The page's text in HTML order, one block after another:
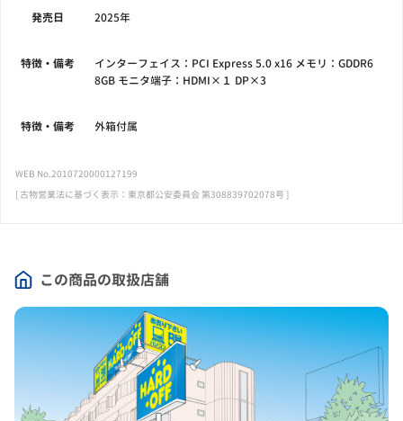
この商品の取扱店舗
発売日 2025年
特徴・備考
インターフェイス：PCI Express 5.0 x16 メモリ：GDDR6
8GB モニタ端子：HDMI×１ DP×3
特徴・備考 外箱付属
WEB No.2010720000127199
[ 古物営業法に基づく表示：東京都公安委員会 第308839702078号 ]